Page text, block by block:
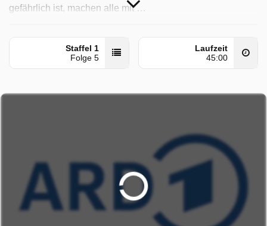
gefährlich ist, machen alle mit …
April 2026, 02:55 Uhr.
Staffel 1
Folge 5
Laufzeit
45:00